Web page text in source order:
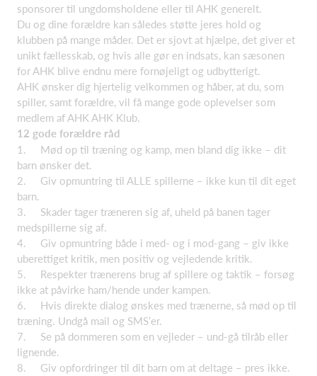
sponsorer til ungdomsholdene eller til AHK generelt.
Du og dine forældre kan således støtte jeres hold og
klubben på mange måder. Det er sjovt at hjælpe, det giver et
unikt fællesskab, og hvis alle gør en indsats, kan sæsonen
for AHK blive endnu mere fornøjeligt og udbytterigt.
AHK ønsker dig hjertelig velkommen og håber, at du, som
spiller, samt forældre, vil få mange gode oplevelser som
medlem af AHK AHK Klub.
12 gode forældre råd
1. Mød op til træning og kamp, men bland dig ikke – dit
barn ønsker det.
2. Giv opmuntring til ALLE spillerne – ikke kun til dit eget
barn.
3. Skader tager træneren sig af, uheld på banen tager
medspillerne sig af.
4. Giv opmuntring både i med- og i mod-gang – giv ikke
uberettiget kritik, men positiv og vejledende kritik.
5. Respekter trænerens brug af spillere og taktik – forsøg
ikke at påvirke ham/hende under kampen.
6. Hvis direkte dialog ønskes med trænerne, så mød op til
træning. Undgå mail og SMS’er.
7. Se på dommeren som en vejleder – und-gå tilråb eller
lignende.
8. Giv opfordringer til dit barn om at deltage – pres ikke.